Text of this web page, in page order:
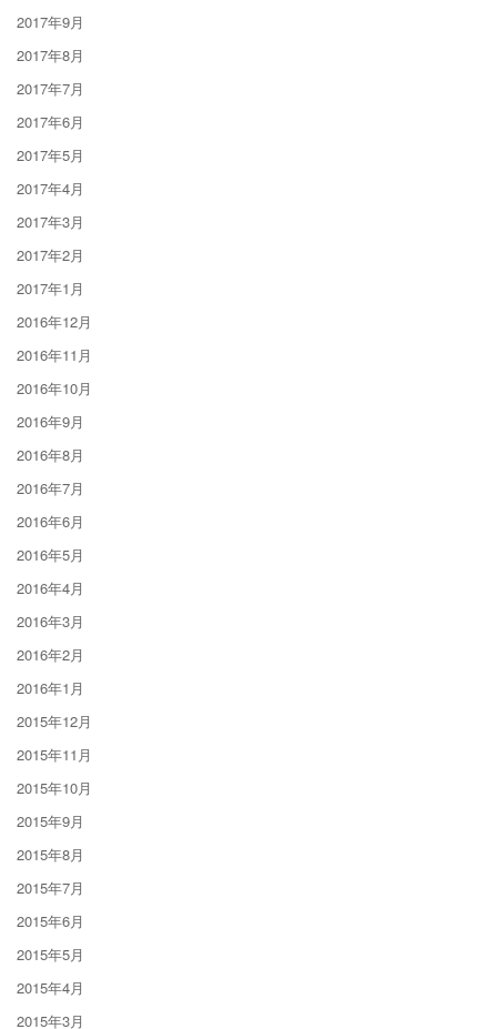
2017年9月
2017年8月
2017年7月
2017年6月
2017年5月
2017年4月
2017年3月
2017年2月
2017年1月
2016年12月
2016年11月
2016年10月
2016年9月
2016年8月
2016年7月
2016年6月
2016年5月
2016年4月
2016年3月
2016年2月
2016年1月
2015年12月
2015年11月
2015年10月
2015年9月
2015年8月
2015年7月
2015年6月
2015年5月
2015年4月
2015年3月